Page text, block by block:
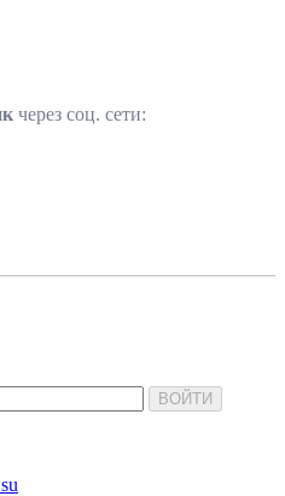
через соц. сети:
ВОЙТИ